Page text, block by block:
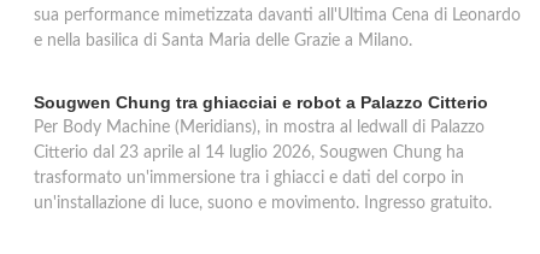
sua performance mimetizzata davanti all'Ultima Cena di Leonardo
e nella basilica di Santa Maria delle Grazie a Milano.
Sougwen Chung tra ghiacciai e robot a Palazzo Citterio
Per Body Machine (Meridians), in mostra al ledwall di Palazzo
Citterio dal 23 aprile al 14 luglio 2026, Sougwen Chung ha
trasformato un'immersione tra i ghiacci e dati del corpo in
un'installazione di luce, suono e movimento. Ingresso gratuito.